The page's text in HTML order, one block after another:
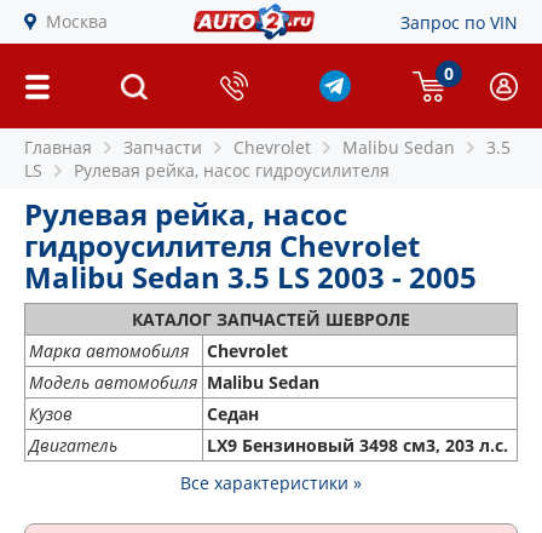
Москва Запрос по VIN
0
Главная Запчасти Chevrolet Malibu Sedan
3.5
LS
Рулевая рейка, насос гидроусилителя
Рулевая рейка, насос
гидроусилителя Chevrolet
Malibu Sedan 3.5 LS 2003 - 2005
КАТАЛОГ ЗАПЧАСТЕЙ ШЕВРОЛЕ
Марка автомобиля
Chevrolet
Модель автомобиля Malibu Sedan
Кузов
Седан
Двигатель
LX9 Бензиновый 3498 см3, 203 л.с.
Все характеристики »